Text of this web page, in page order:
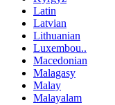
Latin
Latvian
Lithuanian
Luxembou..
Macedonian
Malagasy
Malay
Malayalam